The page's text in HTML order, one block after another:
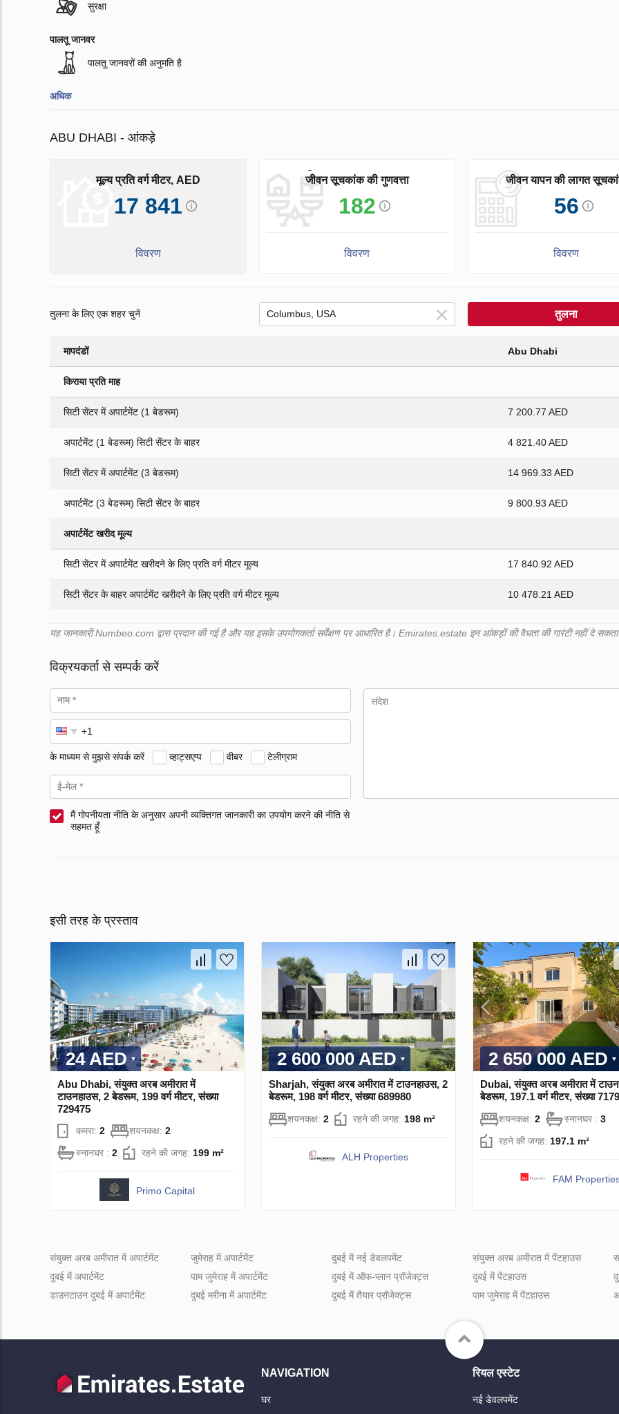
सुरक्षा
पालतू जानवर
पालतू जानवरों की अनुमति है
अधिक
ABU DHABI - आंकड़े
मूल्य प्रति वर्ग मीटर, AED
17 841
विवरण
जीवन सूचकांक की गुणवत्ता
182
विवरण
जीवन यापन की लागत
56
विवरण
तुलना के लिए एक शहर चुनें तुलना
मापदंडों Abu Dhabi
किराया प्रति माह
सिटी सेंटर में अपार्टमेंट (1 बेडरूम) 7 200.77 AED
अपार्टमेंट (1 बेडरूम) सिटी सेंटर के बाहर 4 821.40 AED
सिटी सेंटर में अपार्टमेंट (3 बेडरूम) 14 969.33 AED
अपार्टमेंट (3 बेडरूम) सिटी सेंटर के बाहर 9 800.93 AED
अपार्टमेंट खरीद मूल्य
सिटी सेंटर में अपार्टमेंट खरीदने के लिए प्रति वर्ग मीटर मूल्य 17 840.92 AED
सिटी सेंटर के बाहर अपार्टमेंट खरीदने के लिए प्रति वर्ग मीटर मूल्य 10 478.21 AED
यह जानकारी Numbeo.com द्वारा प्रदान की गई है और यह इसके उपयोगकर्ता सर्वेक्षण पर आधारित है। Emirates.estate इन आंकड़ों की वैधता की गारंटी नहीं दे
विक्रयकर्ता से सम्पर्क करें
के माध्यम से मुझसे संपर्क करें व्हाट्सएप्प वीबर टेलीग्राम
मैं गोपनीयता नीति के अनुसार अपनी व्यक्तिगत जानकारी का उपयोग करने की नीति से
सहमत हूँ
इसी तरह के प्रस्ताव
24 AED
Abu Dhabi, संयुक्त अरब अमीरात में
टाउनहाउस, 2 बेडरूम, 199 वर्ग मीटर, संख्या
729475
कमरा: 2 शयनकक्ष: 2
स्नानघर : 2 रहने की जगह: 199 m²
Primo Capital
2 600 000 AED
Sharjah, संयुक्त अरब अमीरात में टाउनहाउस, 2
बेडरूम, 198 वर्ग मीटर, संख्या 689980
शयनकक्ष: 2 रहने की जगह: 198 m²
ALH Properties
2 650 000 AED
Dubai, संयुक्त अरब अमीरात में
बेडरूम, 197.1 वर्ग मीटर, संख्या
शयनकक्ष: 2 स्नानघर : 3
रहने की जगह: 197.1 m²
FAM
संयुक्त अरब अमीरात में अपार्टमेंट
दुबई में अपार्टमेंट
डाउनटाउन दुबई में अपार्टमेंट
जुमेराह में अपार्टमेंट
पाम जुमेराह में अपार्टमेंट
दुबई मरीना में अपार्टमेंट
दुबई में नई डेवलपमेंट
दुबई में ऑफ-प्लान प्रॉजेक्ट्स
दुबई में तैयार प्रॉजेक्ट्स
संयुक्त अरब अमीरात में पेंटहाउस
दुबई में पेंटहाउस
पाम जुमेराह में पेंटहाउस
NAVIGATION
घर
रियल एस्टेट
नई डेवलपमेंट